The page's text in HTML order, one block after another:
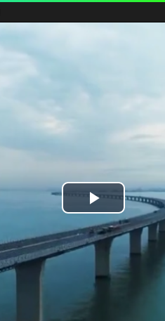
Play
Video